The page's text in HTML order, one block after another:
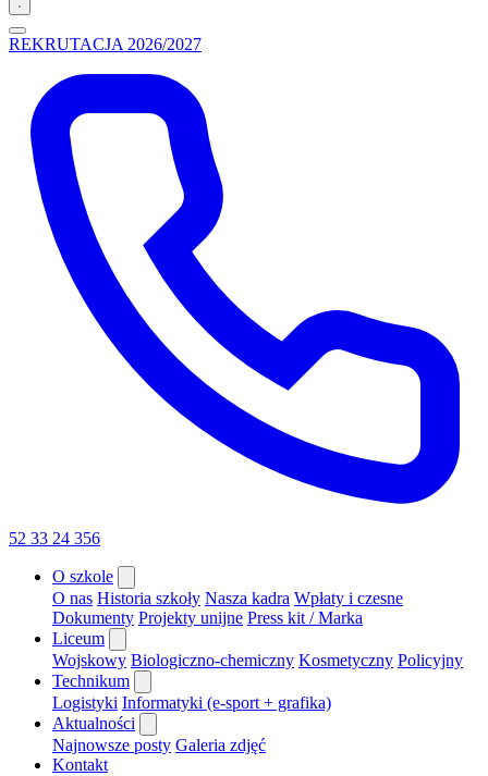
REKRUTACJA 2026/2027
52 33 24 356
O szkole
O nas Historia szkoły Nasza kadra Wpłaty i czesne
Dokumenty Projekty unijne Press kit / Marka
Liceum
Wojskowy Biologiczno-chemiczny Kosmetyczny Policyjny
Technikum
Logistyki Informatyki (e-sport + grafika)
Aktualności
Najnowsze posty Galeria zdjęć
Kontakt